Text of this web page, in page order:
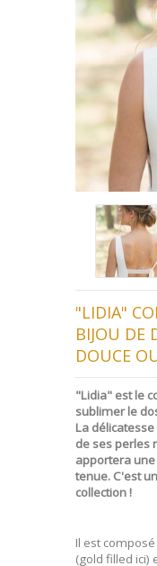
"LIDIA"
BIJOU DE
DOUCE
"Lidia" est le
sublimer le
La
de ses perles
apportera
tenue. C'est
collection !
Il est
(gold filled ici)